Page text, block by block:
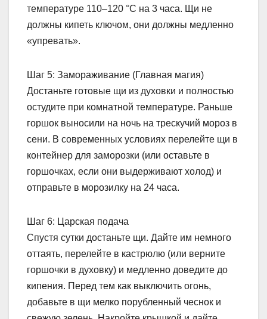
температуре 110–120 °C на 3 часа. Щи не
должны кипеть ключом, они должны медленно
«упревать».
Шаг 5: Замораживание (Главная магия)
Достаньте готовые щи из духовки и полностью
остудите при комнатной температуре. Раньше
горшок выносили на ночь на трескучий мороз в
сени. В современных условиях перелейте щи в
контейнер для заморозки (или оставьте в
горшочках, если они выдерживают холод) и
отправьте в морозилку на 24 часа.
Шаг 6: Царская подача
Спустя сутки достаньте щи. Дайте им немного
оттаять, перелейте в кастрюлю (или верните
горшочки в духовку) и медленно доведите до
кипения. Перед тем как выключить огонь,
добавьте в щи мелко порубленный чеснок и